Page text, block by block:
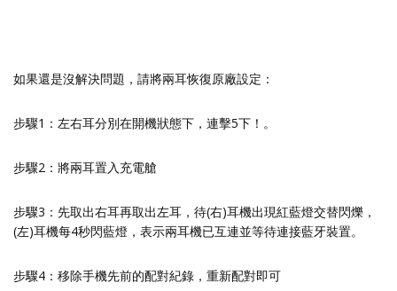
如果還是沒解決問題，請將兩耳恢復原廠設定：
步驟1：左右耳分別在開機狀態下，連擊5下！。
步驟2：將兩耳置入充電艙
步驟3：先取出右耳再取出左耳，待(右)耳機出現紅藍燈交替閃爍，
(左)耳機每4秒閃藍燈，表示兩耳機已互連並等待連接藍牙裝置。
步驟4：移除手機先前的配對紀錄，重新配對即可